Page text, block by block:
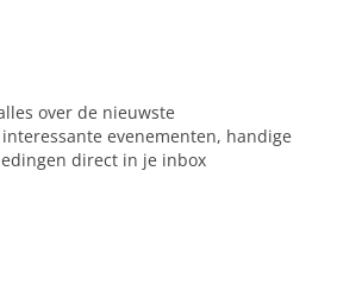
over de nieuwste
evenementen, handige
direct in je inbox